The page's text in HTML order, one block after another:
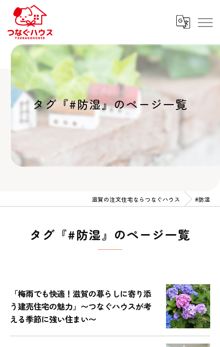
タグ『#防湿』のページ一覧
滋賀の注文住宅ならつなぐハウス #防湿
タグ『#防湿』のページ一覧
「梅雨でも快適！滋賀の暮らしに寄り添
う建売住宅の魅力」〜つなぐハウスが考
える季節に強い住まい〜